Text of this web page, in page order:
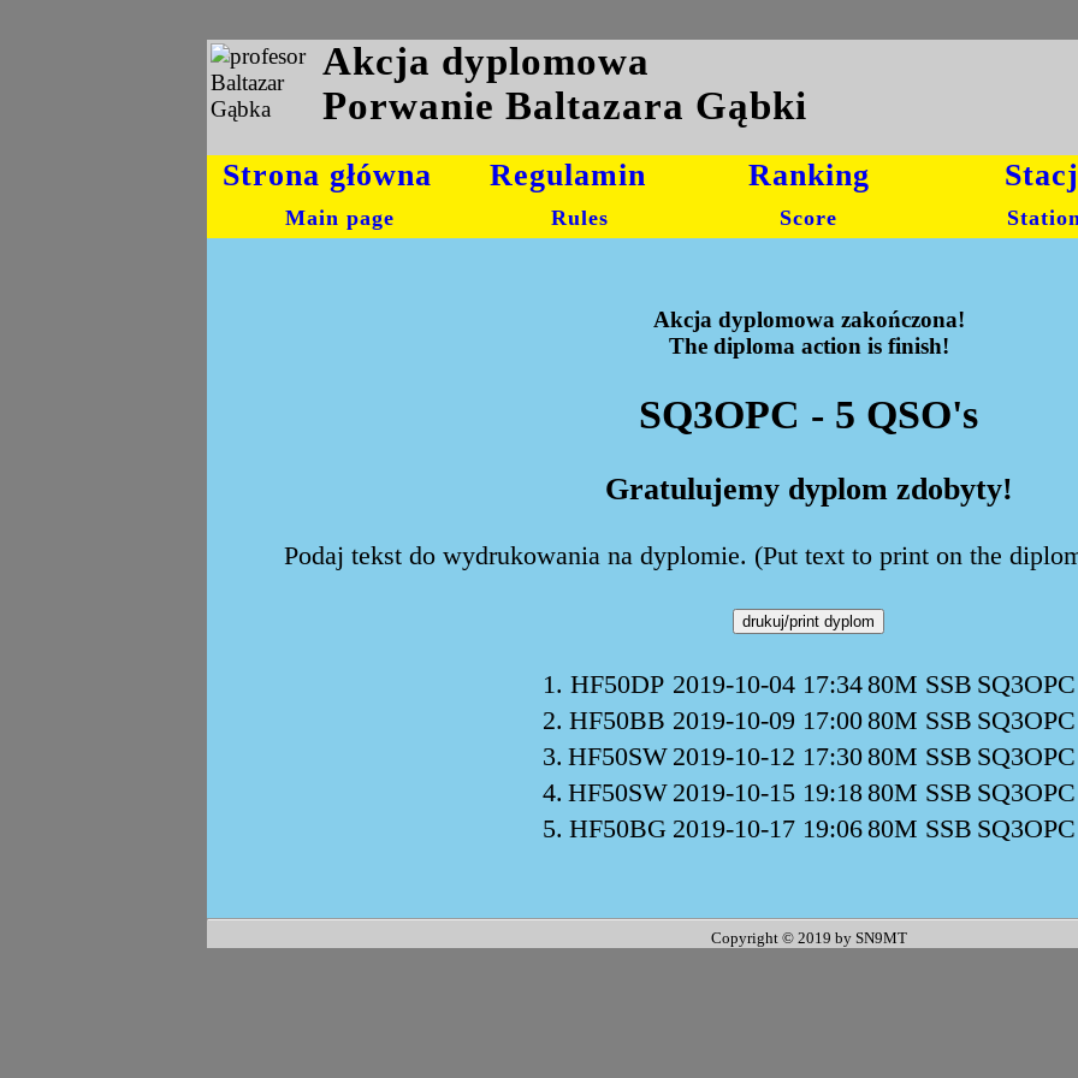
Akcja dyplomowa
Porwanie Baltazara Gąbki
Strona główna
Main page
Regulamin
Rules
Ranking
Score
Akcja dyplomowa zakończona!
The diploma action is finish!
SQ3OPC - 5 QSO's
Gratulujemy dyplom zdobyty!
Podaj tekst do wydrukowania na dyplomie. (Put text to print on the
1. HF50DP 2019-10-04 17:3480M SSB SQ3OPC
2. HF50BB 2019-10-09 17:0080M SSB SQ3OPC
3. HF50SW 2019-10-12 17:3080M SSB SQ3OPC
4. HF50SW 2019-10-15 19:1880M SSB SQ3OPC
5. HF50BG 2019-10-17 19:0680M SSB SQ3OPC
Copyright © 2019 by SN9MT